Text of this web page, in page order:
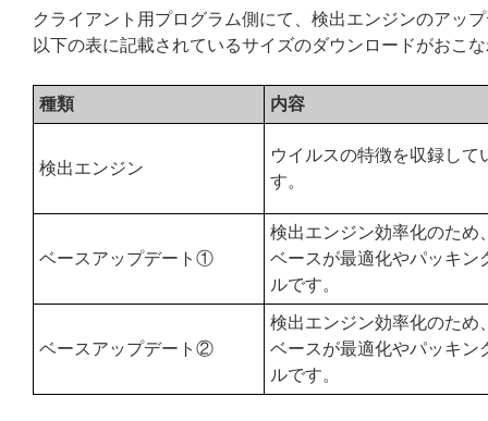
クライアント用プログラム側にて、検出エンジンのアッ
以下の表に記載されているサイズのダウンロードがおこ
種類 内容
検出エンジン
ウイルスの特徴を収録して
す。
ベースアップデート①
検出エンジン効率化のため
ベースが最適化やパッキン
ルです。
ベースアップデート②
検出エンジン効率化のため
ベースが最適化やパッキン
ルです。